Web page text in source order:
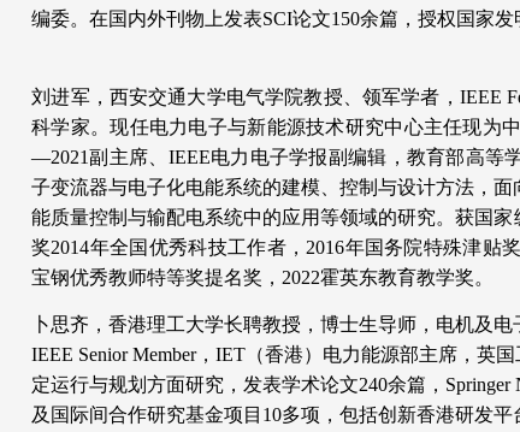
编委。在国内外刊物上发表SCI论文150余篇，授权国家发
刘进军，西安交通大学电气学院教授、领军学者， IEEE
科学家。现任电力电子与新能源技术研究中心主任现为
—2021副主席、IEEE电力电子学报副编辑，教育部高等
子变流器与电子化电能系统的建模、控制与设计方法，
能质量控制与输配电系统中的应用等领域的研究。获国
奖2014年全国优秀科技工作者，2016年国务院特殊津贴
宝钢优秀教师特等奖提名奖，2022霍英东教育教学奖。
卜思齐，香港理工大学长聘教授，博士生导师，电机及
IEEE Senior Member，IET（香港）电力能源部主席，英
定运行与规划方面研究，发表学术论文240余篇，
及国际间合作研究基金项目10多项，包括创新香港研发